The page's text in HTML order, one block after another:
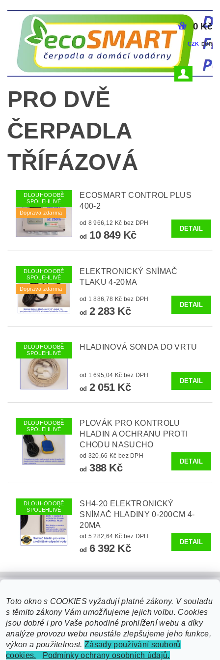
CZK EUR
0 Kč
PRO DVĚ
ČERPADLA
TŘÍFÁZOVÁ
DLOUHODOBĚ
SPOLEHLIVÉ
Doprava zdarma
ECOSMART CONTROL PLUS
400-2
od 8 966,12 Kč bez DPH
od 10 849 Kč
DETAIL
DLOUHODOBĚ
SPOLEHLIVÉ
Doprava zdarma
ELEKTRONICKÝ SNÍMAČ
TLAKU 4-20MA
od 1 886,78 Kč bez DPH
od 2 283 Kč
DETAIL
DLOUHODOBĚ
SPOLEHLIVÉ
HLADINOVÁ SONDA DO VRTU
od 1 695,04 Kč bez DPH
od 2 051 Kč
DETAIL
DLOUHODOBĚ
SPOLEHLIVÉ
PLOVÁK PRO KONTROLU
HLADIN A OCHRANU PROTI
CHODU NASUCHO
od 320,66 Kč bez DPH
od 388 Kč
DETAIL
DLOUHODOBĚ
SPOLEHLIVÉ
SH4-20 ELEKTRONICKÝ
SNÍMAČ HLADINY 0-200CM 4-
20MA
od 5 282,64 Kč bez DPH
od 6 392 Kč
DETAIL
Toto okno s COOKIES vyžadují platné zákony. V souladu
s těmito zákony Vám umožňujeme jejich volbu. Cookies
jsou dobré i pro Vaše pohodlné prohlížení webu a díky
analýze provozu webu neustále zlepšujeme jeho funkce,
výkon a použitelnost. Zásady používání souborů
cookies.
Podmínky ochrany osobních údajů.